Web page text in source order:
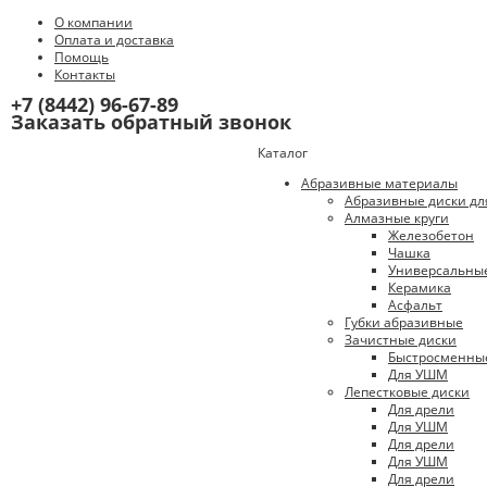
О компании
Оплата и доставка
Помощь
Контакты
+7 (8442) 96-67-89
Заказать обратный звонок
Каталог
Абразивные материалы
Абразивные диски
Алмазные круги
Железобетон
Чашка
Керамика
Асфальт
Губки абразивные
Зачистные диски
Для УШМ
Лепестковые диски
Для дрели
Для УШМ
Для дрели
Для УШМ
Для дрели